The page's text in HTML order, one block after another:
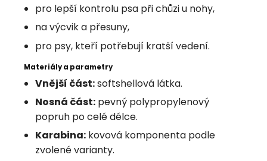
pro lepší kontrolu psa při chůzi u nohy,
na výcvik a přesuny,
pro psy, kteří potřebují kratší vedení.
Materiály a parametry
Vnější část:softshellová látka.
Nosná část: pevný polypropylenový
popruh po celé délce.
Karabina: kovová komponenta podle
zvolené varianty.